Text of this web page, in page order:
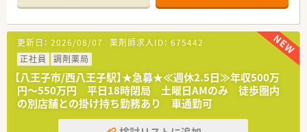
≪企業特徴≫
■関東圏内に約15店舗を展開する調剤薬局チェーンです。
■全国に700店舗以上展開、中心部や駅構内にも出店している調
剤薬局のグループ会社です。
■95%がマンツーマンでの出店
処方元との関係性がスムーズになることにより、
検査値データの共有など含めて他の調剤薬局では経験できな
い業務提携を行っております。
マンツーマンで出店するからこそ、患者様ともより深い関係性
を持って対応できます。
更新日： 2026/08/07 薬剤師求人ID： 675442
正社員
調剤薬局
【八王子市/西八王子駅】★急募★≪週休2.5日≫年収500万
円～550万円 平日18時閉局 土曜日AMのみ 徒歩圏内
の別店舗との掛け持ち勤務あり 車通勤可